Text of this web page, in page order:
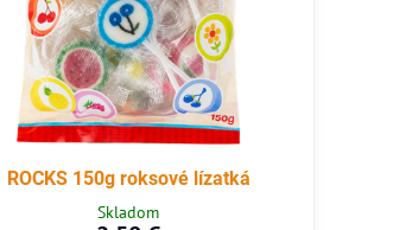
ROCKS 150g roksové lízatká
Skladom